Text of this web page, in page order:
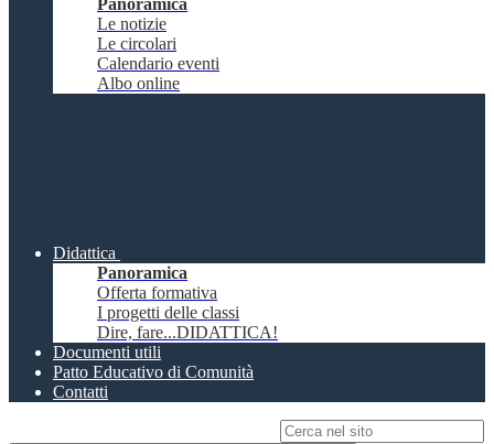
Panoramica
Le notizie
Le circolari
Calendario eventi
Albo online
Didattica
Panoramica
Offerta formativa
I progetti delle classi
Dire, fare...DIDATTICA!
Documenti utili
Patto Educativo di Comunità
Contatti